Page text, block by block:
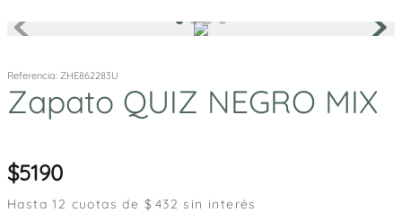
Referencia: ZHE862283U
Zapato QUIZ NEGRO MIX
5190
Hasta12 cuotas de $ 432 sin interés